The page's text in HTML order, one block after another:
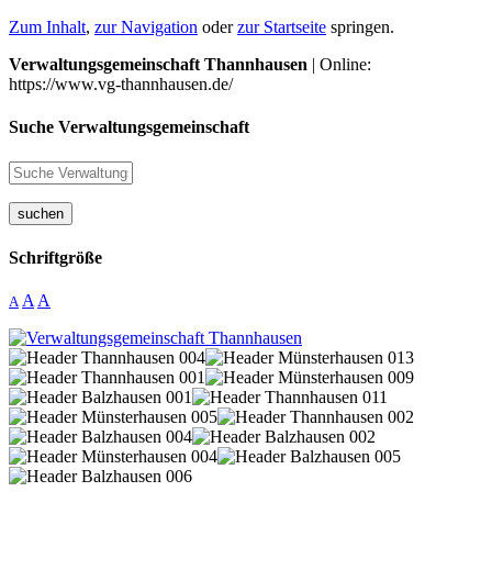
Zum Inhalt, zur Navigation oderzur Startseite springen.
Verwaltungsgemeinschaft Thannhausen | Online:
https://www.vg-thannhausen.de/
Suche Verwaltungsgemeinschaft
suchen
Schriftgröße
A A A